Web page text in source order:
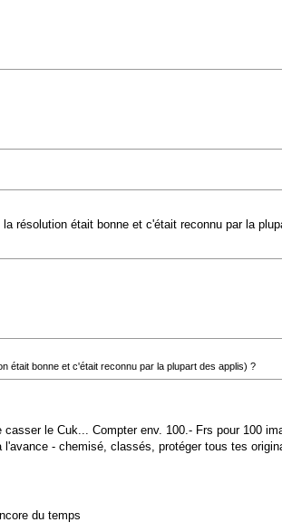
résolution était bonne et c'était reconnu par la
était bonne et c'était reconnu par la plupart des applis) ?
le Cuk... Compter env. 100.- Frs pour 100
- chemisé, classés, protéger tous tes
du temps